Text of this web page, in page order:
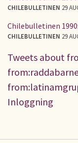
CHILEBULLETINEN 29
Chilebulletinen
CHILEBULLETINEN 29
Tweets about
Inloggning